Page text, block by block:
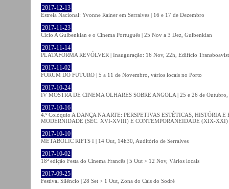
2017-12-13
Estreia Nacional: Yvonne Rainer em Serralves | 16 e 17 de Dezembro
2017-11-23
Ciclo A Gulbenkian e o Cinema Português | 25 Nov a 3 Dez, Gulbenkian
2017-11-14
PLATAFORMA REVÓLVER | Inauguração: 16 Nov, 22h, Edifício
2017-11-02
FÓRUM DO FUTURO | 5 a 11 de Novembro, vários locais no Porto
2017-10-24
IV MOSTRA DE CINEMA OLHARES SOBRE ANGOLA | 25 e 26 de
2017-10-16
4.º Colóquio A DANÇA NA ARTE: PERSPETIVAS ESTÉTICAS, HISTÓRIA
MODERNIDADE (SÉC. XVI-XVIII) E CONTEMPORANEIDADE (XIX-XXI)
2017-10-10
METABOLIC RIFTS I | 14 Out, 14h30, Auditório de Serralves
2017-10-02
18ª edição Festa do Cinema Francês | 5 Out > 12 Nov, Vários locais
2017-09-25
Festival Silêncio | 28 Set > 1 Out, Zona do Cais do Sodré